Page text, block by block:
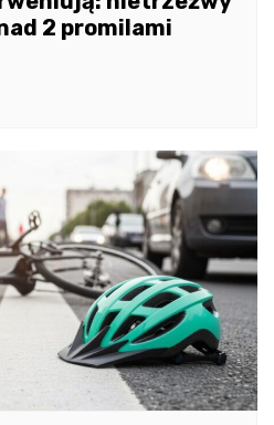
2 promilami